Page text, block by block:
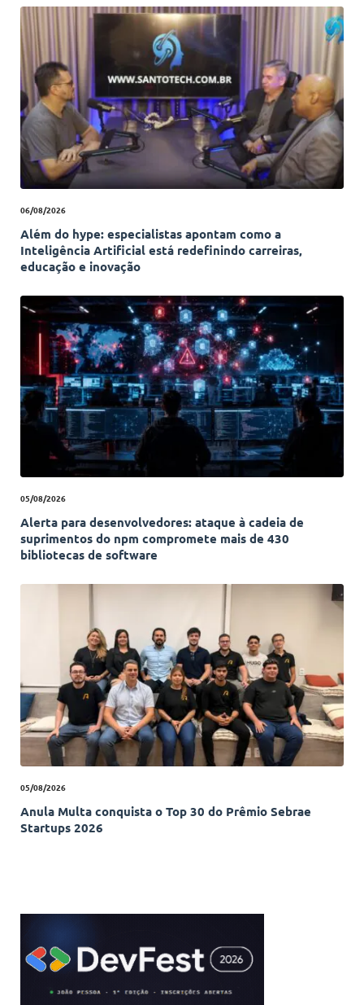
06/08/2026
Além do hype: especialistas apontam como a
Inteligência Artificial está redefinindo carreiras,
educação e inovação
05/08/2026
Alerta para desenvolvedores: ataque à cadeia de
suprimentos do npm compromete mais de 430
bibliotecas de software
05/08/2026
Anula Multa conquista o Top 30 do Prêmio Sebrae
Startups 2026